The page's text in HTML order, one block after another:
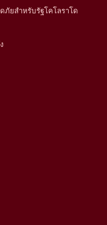
ภัยสำหรับรัฐโคโลราโด